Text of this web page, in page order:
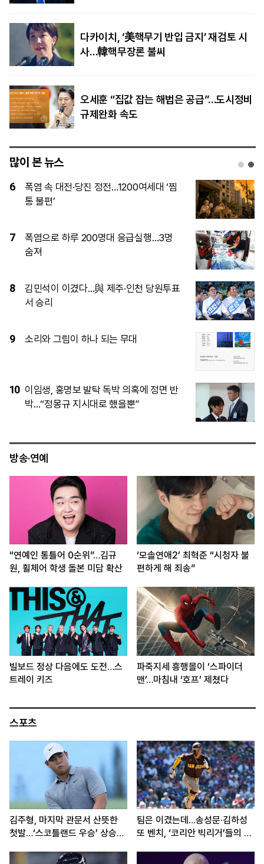
다카이치, ‘美핵무기 반입 금지’ 재검토 시
사…韓핵무장론 불씨
오세훈 “집값 잡는 해법은 공급”…도시정비
규제완화 속도
많이 본 뉴스
1
[속보] 김민석, 與전당대회 제주·인천 당
원투표서 승리
2
이재명 대통령이 직접 챙기는 ‘결혼 페널
티’, 뭐가 바뀌나
3
제주·인천 당심은 김민석…정청래와 누적
득표 ‘초박빙’
4
[공연 어땠어?] 에스파, 3만 5000명과 연
5
천안 교회서 지낸 11세 숨져…경찰, 학대치
사 수사 중
방송·연예
“연예인 통틀어 0순위”…김규
원, 휠체어 학생 돌본 미담 확산
‘모솔연애2’ 최혁준 “시청자 불
편하게 해 죄송”
빌보드 정상 다음에도 도전…스
트레이 키즈
파죽지세 흥행몰이 ‘스파이더
맨’…마침내 ‘호프’ 제쳤다
스포츠
김주형, 마지막 관문서 산뜻한
첫발…‘스코틀랜드 우승’ 상승세
팀은 이겼는데…송성문·김하성
또 벤치, ‘코리안 빅리거’들의 고